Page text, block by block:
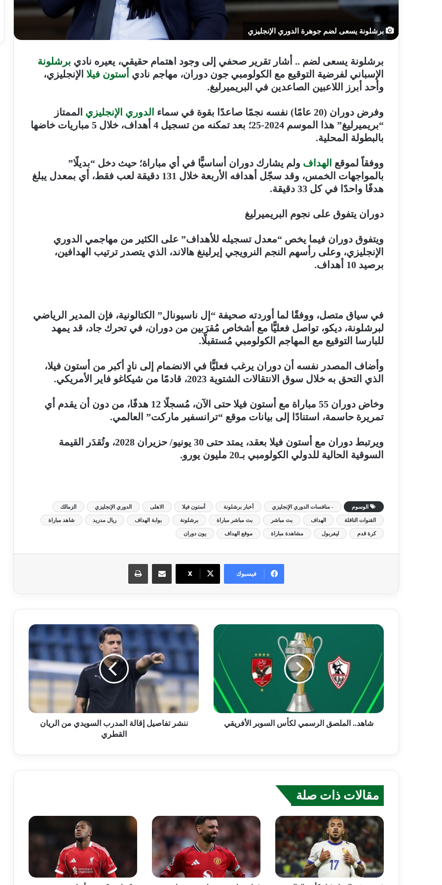
برشلونة يسعى لضم جوهرة الدوري الإنجليزي
برشلونة يسعى لضم .. أشار تقرير صحفي إلى وجود اهتمام حقيقي، يعيره نادي برشلونة
الإسباني لفرضية التوقيع مع الكولومبي جون دوران، مهاجم نادي أستون فيلا الإنجليزي،
وأحد أبرز اللاعبين الصاعدين في البريميرليغ.
وفرض دوران (20 عامًا) نفسه نجمًا صاعدًا بقوة في سماء الدوري الإنجليزي الممتاز
“بريميرليغ” هذا الموسم 2024-25؛ بعد تمكنه من تسجيل 4 أهداف، خلال 5 مباريات خاضها
بالبطولة المحلية.
ووفقاً لموقع الهداف ولم يشارك دوران أساسيًّا في أي مباراة؛ حيث دخل “بديلًا”
بالمواجهات الخمس، وقد سجّل أهدافه الأربعة خلال 131 دقيقة لعب فقط، أي بمعدل يبلغ
هدفًا واحدًا في كل 33 دقيقة.
دوران يتفوق على نجوم البريميرليغ
ويتفوق دوران فيما يخص “معدل تسجيله للأهداف” على الكثير من مهاجمي الدوري
الإنجليزي، وعلى رأسهم النجم النرويجي إيرلينغ هالاند، الذي يتصدر ترتيب الهدافين،
برصيد 10 أهداف.
في سياق متصل، ووفقًا لما أوردته صحيفة “إل ناسيونال” الكتالونية، فإن المدير الرياضي
لبرشلونة، ديكو، تواصل فعليًّا مع أشخاص مُقرَبين من دوران، في تحرك جاد، قد يمهد
للبارسا التوقيع مع المهاجم الكولومبي مُستقبلًا.
وأضاف المصدر نفسه أن دوران يرغب فعليًّا في الانضمام إلى نادٍ أكبر من أستون فيلا،
الذي التحق به خلال سوق الانتقالات الشتوية 2023، قادمًا من شيكاغو فاير الأمريكي.
وخاض دوران 55 مباراة مع أستون فيلا حتى الآن، مُسجلًا 12 هدفًا، من دون أن يقدم أي
تمريرة حاسمة، استنادًا إلى بيانات موقع “ترانسفير ماركت” العالمي.
ويرتبط دوران مع أستون فيلا بعقد، يمتد حتى 30 يونيو/ حزيران 2028، وتُقدَر القيمة
السوقية الحالية للدولي الكولومبي بـ20 مليون يورو.
الوسوم - منافسات الدوري الإنجليزي أخبار برشلونة أستون فيلا الاهلى الدوري الإنجليزي الزمالك
القنوات الناقلة الهداف بث مباشر بث مباشر مباراة برشلونة بوابة الهداف ريال مدريد شاهد مباراة
كرة قدم ليفربول مشاهدة مباراة موقع الهداف يون دوران
فيسبوك X
مشاركة عبر البريد طباعة
شاهد.. الملصق الرسمي لكأس السوبر الأفريقي
ننشر تفاصيل إقالة المدرب السويدي من الريان
القطري
مقالات ذات صلة